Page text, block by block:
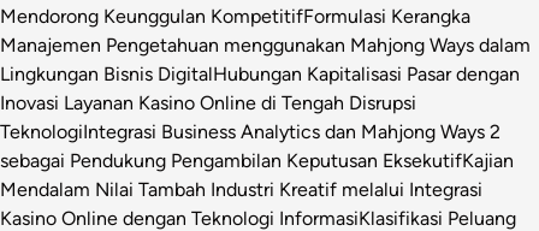
Mendorong Keunggulan KompetitifFormulasi Kerangka
Manajemen Pengetahuan menggunakan Mahjong Ways dalam
Lingkungan Bisnis DigitalHubungan Kapitalisasi Pasar dengan
Inovasi Layanan Kasino Online di Tengah Disrupsi
TeknologiIntegrasi Business Analytics dan Mahjong Ways 2
sebagai Pendukung Pengambilan Keputusan EksekutifKajian
Mendalam Nilai Tambah Industri Kreatif melalui Integrasi
Kasino Online dengan Teknologi InformasiKlasifikasi Peluang